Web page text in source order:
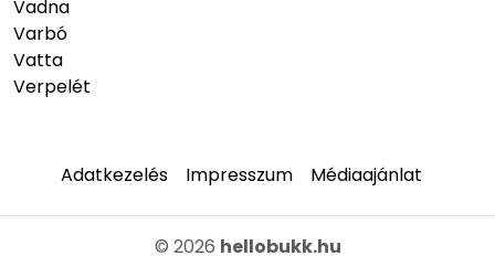
Vadna
Varbó
Vatta
Verpelét
Adatkezelés Impresszum Médiaajánlat
© 2026 hellobukk.hu